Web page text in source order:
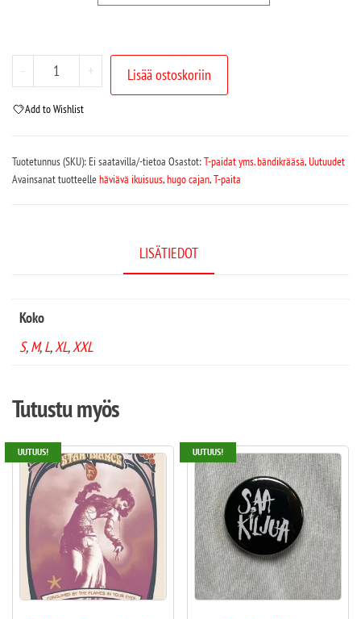
- + Lisää ostoskoriin
Add to Wishlist
Tuotetunnus (SKU): Ei saatavilla/-tietoa Osastot:T-paidat yms. bändikrääsä,Uutuudet
Avainsanat tuotteellehäviävä ikuisuus,hugo cajan,T-paita
LISÄTIEDOT
Koko
S,M,L,XL,XXL
Tutustu myös
UUTUUS! UUTUUS!